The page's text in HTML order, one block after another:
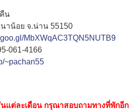
น
นาน้อย จ.น่าน 55150
MbXWqAC3TQN5NUTB9
061-4166
~pachan55
แต่ละเดือน กรุณาสอบถามทางที่พักอีก